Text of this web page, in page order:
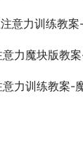
训练教案-魔块版-学
力魔块版教案-
训练教案-魔块